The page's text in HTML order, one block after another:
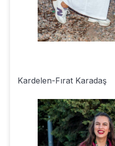
Kardelen-Fırat Karadaş